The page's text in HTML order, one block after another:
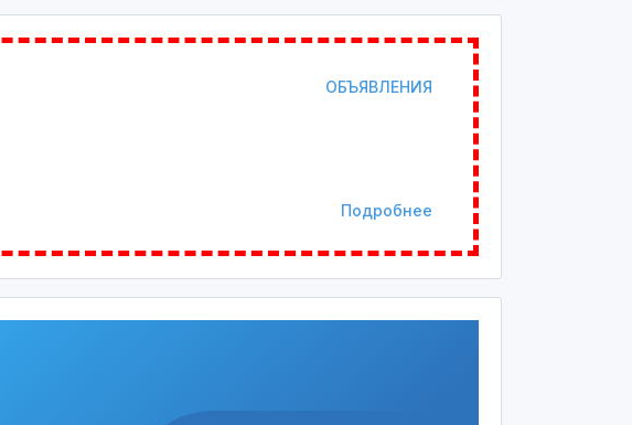
ОБЪЯВЛЕНИЯ
Подробнее